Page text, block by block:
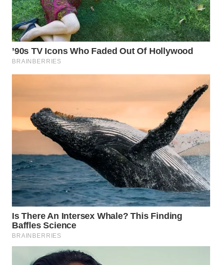
TANJUNG
LESUNG
WN
KARO
WN
LABUHANBATU
WN
TAPANULI
TENGAH
WN DELI
SERDANG
WN
TEBING
TINGGI